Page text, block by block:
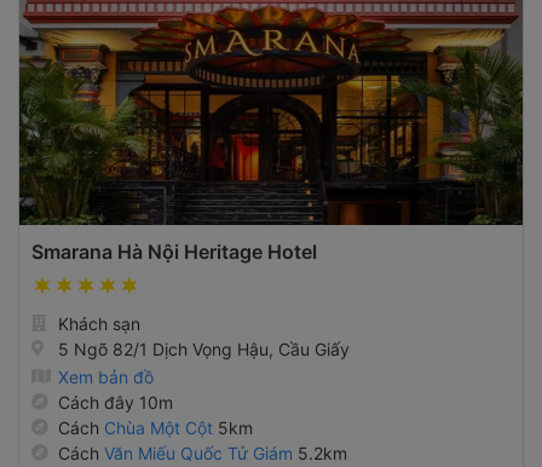
Smarana Hà Nội Heritage Hotel
Khách sạn
5 Ngõ 82/1 Dịch Vọng Hậu, Cầu Giấy
Xem bản đồ
Cách đây 10m
Cách Chùa Một Cột 5km
Cách Văn Miếu Quốc Tử Giám 5.2km